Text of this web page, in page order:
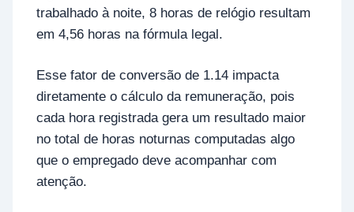
trabalhado à noite, 8 horas de relógio resultam
em 4,56 horas na fórmula legal.
Esse fator de conversão de 1.14 impacta
diretamente o cálculo da remuneração, pois
cada hora registrada gera um resultado maior
no total de horas noturnas computadas algo
que o empregado deve acompanhar com
atenção.